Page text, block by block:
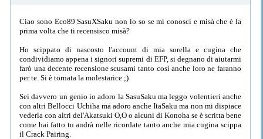
Ciao sono Eco89 SasuXSaku non lo so se mi conosci e misà che è la
prima volta che ti recensisco misà?
Ho scippato di nascosto l'account di mia sorella e cugina che
condividiamo appena i signori supremi di EFP, si degnano di aiutarmi
farò una decente recensione scusami tanto così anche loro ne faranno
per te. Si è tornata la molestarice ;)
Sei davvero un genio io adoro la SasuSaku ma leggo volentieri anche
con altri Bellocci Uchiha ma adoro anche ItaSaku ma non mi dispiace
vederla con altri del'Akatsuki O,O o alcuni di Konoha se è scritta bene
come hai fatto tu andrà nelle ricordate tanto anche mia cugina scippa
il Crack Pairing.